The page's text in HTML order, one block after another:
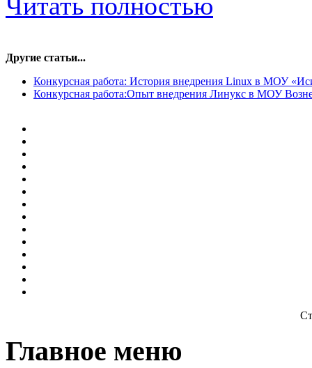
Другие статьи...
Конкурсная работа: История внедрения Linux в МОУ
Конкурсная работа:Опыт внедрения Линукс в МОУ
Главное меню